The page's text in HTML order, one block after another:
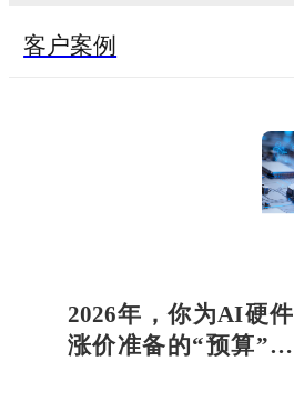
客户案例
开发
社会责任
招贤纳士
2026年，你为AI硬件
涨价准备的“预算”可